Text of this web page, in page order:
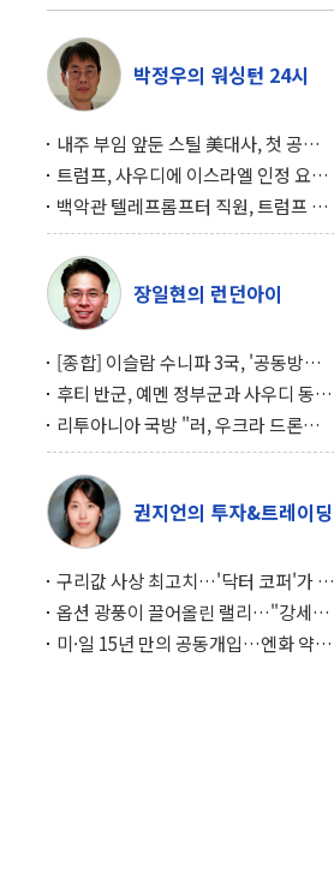
박정우의 워싱턴 24시
내주 부임 앞둔 스틸 美대사, 첫 공개
행사서 "한미동맹 강화 최우선 과제"
트럼프, 사우디에 이스라엘 인정 요
구…원자력 협정 서명 하루 만에 좌초
위기
백악관 텔레프롬프터 직원, 트럼프 연
설 미리 보고 베팅 시장서 10만달러 챙
겨
장일현의 런던아이
[종합] 이슬람 수니파 3국, '공동방위
협정' 체결… 이스라엘·이란 위협에
맞설 자체 억지력 강화
후티 반군, 예멘 정부군과 사우디 동시
공격… 위기 고조되는 또 다른 중동 화
약고
리투아니아 국방 "러, 우크라 드론으
로 나토 회원국 공격 검토… 거짓 깃발
작전"
권지언의 투자&트레이딩
구리값 사상 최고치…'닥터 코퍼'가 말
하는 경기 신호가 달라졌다
옵션 광풍이 끌어올린 랠리…"강세장
이면에 과열 경고등"
미·일 15년 만의 공동개입…엔화 약세